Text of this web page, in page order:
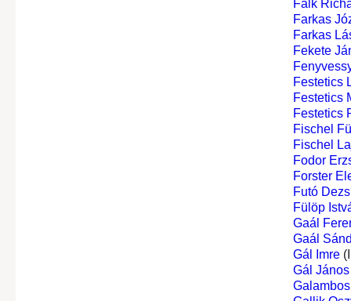
Falk
Farkas
Farkas
Fekete
Festetics
Festetics
Festetics
Fischel
Fischel
Fodor
Forster
Futó
Fülöp
Gaál
Gaál
Gál Imre
Gál János